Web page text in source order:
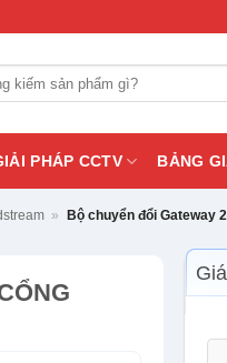
PHÁP CCTV BẢNG
» Bộ chuyển đổi Gateway